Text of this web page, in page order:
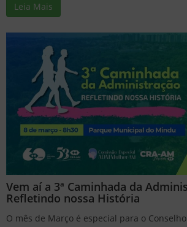
Leia Mais
Vem aí a 3ª Caminhada da
Refletindo nossa História
O mês de Março é especial para o